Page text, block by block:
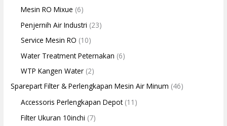
Mesin RO Mixue (6)
Penjernih Air Industri (23)
Service Mesin RO (10)
Water Treatment Peternakan (6)
WTP Kangen Water (2)
Sparepart Filter & Perlengkapan Mesin Air Minum (46)
Accessoris Perlengkapan Depot(11)
Filter Ukuran 10inchi (7)